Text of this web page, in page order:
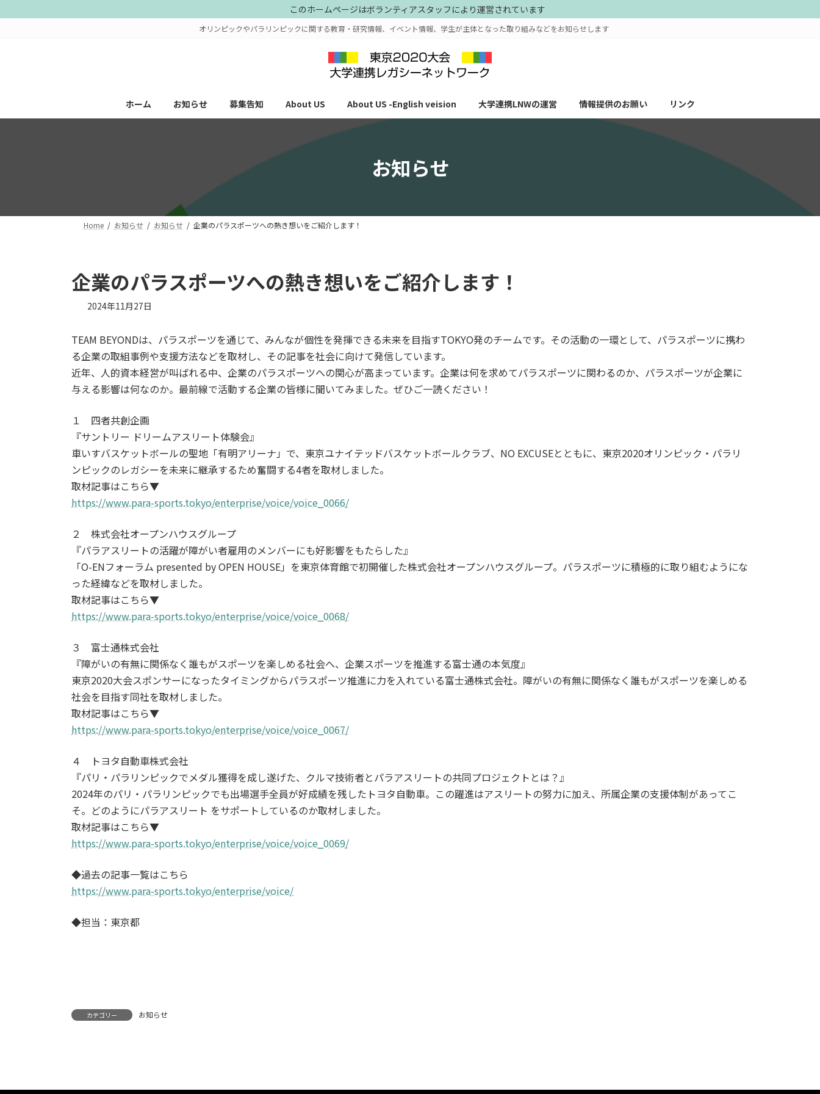
ン
ビ
このホームページはボランティアスタッフにより運営されています
オリンピックやパラリンピックに関する教育・研究情報、イベント情報、学生が主体となった取り組みなどをお知らせします
ホーム お知らせ 募集告知 About US About US -English veision 大学連携LNWの運営 情報提供のお願い リンク
お知らせ
Home お知らせ お知らせ 企業のパラスポーツへの熱き想いをご紹介します！
企業のパラスポーツへの熱き想いをご紹介します！
2024年11月27日
TEAM BEYONDは、パラスポーツを通じて、みんなが個性を発揮できる未来を目指すTOKYO発のチームです。その活動の一環として、パラスポーツに携わ
る企業の取組事例や支援方法などを取材し、その記事を社会に向けて発信しています。
近年、人的資本経営が叫ばれる中、企業のパラスポーツへの関心が高まっています。企業は何を求めてパラスポーツに関わるのか、パラスポーツが企業に
与える影響は何なのか。最前線で活動する企業の皆様に聞いてみました。ぜひご一読ください！
１ 四者共創企画
『サントリー ドリームアスリート体験会』
車いすバスケットボールの聖地「有明アリーナ」で、東京ユナイテッドバスケットボールクラブ、NO EXCUSEとともに、東京2020オリンピック・パラリ
ンピックのレガシーを未来に継承するため奮闘する4者を取材しました。
取材記事はこちら▼
https://www.para-sports.tokyo/enterprise/voice/voice_0066/
２ 株式会社オープンハウスグループ
『パラアスリートの活躍が障がい者雇用のメンバーにも好影響をもたらした』
「O-ENフォーラム presented by OPEN HOUSE」を東京体育館で初開催した株式会社オープンハウスグループ。パラスポーツに積極的に取り組むようにな
った経緯などを取材しました。
取材記事はこちら▼
https://www.para-sports.tokyo/enterprise/voice/voice_0068/
３ 富士通株式会社
『障がいの有無に関係なく誰もがスポーツを楽しめる社会へ、企業スポーツを推進する富士通の本気度』
東京2020大会スポンサーになったタイミングからパラスポーツ推進に力を入れている富士通株式会社。障がいの有無に関係なく誰もがスポーツを楽しめる
社会を目指す同社を取材しました。
取材記事はこちら▼
https://www.para-sports.tokyo/enterprise/voice/voice_0067/
４ トヨタ自動車株式会社
『パリ・パラリンピックでメダル獲得を成し遂げた、クルマ技術者とパラアスリートの共同プロジェクトとは？』
2024年のパリ・パラリンピックでも出場選手全員が好成績を残したトヨタ自動車。この躍進はアスリートの努力に加え、所属企業の支援体制があってこ
そ。どのようにパラアスリート をサポートしているのか取材しました。
取材記事はこちら▼
https://www.para-sports.tokyo/enterprise/voice/voice_0069/
◆過去の記事一覧はこちら
https://www.para-sports.tokyo/enterprise/voice/
◆担当：東京都
カテゴリー お知らせ